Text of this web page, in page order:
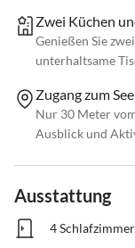
Zwei Küchen
Genießen Sie
unterhaltsame
Zugang zum
Nur 30 Meter
Ausblick und
Ausstattung
4 Schlafzimmer